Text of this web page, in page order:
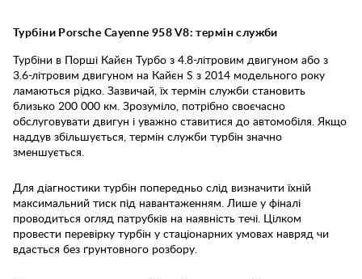
Турбіни Porsche Cayenne 958 V8: термін служби
Турбіни в Порші Кайєн Турбо з 4.8-літровим двигуном або з
3.6-літровим двигуном на Кайєн S з 2014 модельного року
ламаються рідко. Зазвичай, їх термін служби становить
близько 200 000 км. Зрозуміло, потрібно своєчасно
обслуговувати двигун і уважно ставитися до автомобіля. Якщо
наддув збільшується, термін служби турбін значно
зменшується.
Для діагностики турбін попередньо слід визначити їхній
максимальний тиск під навантаженням. Лише у фіналі
проводиться огляд патрубків на наявність течі. Цілком
провести перевірку турбін у стаціонарних умовах навряд чи
вдасться без ґрунтовного розбору.